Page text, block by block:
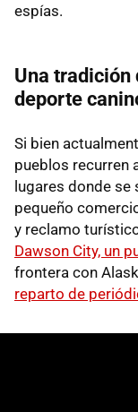
espías.
Una tradición
deporte
Si bien
pueblos recurren
lugares donde se
pequeño
y reclamo
Dawson City, un
frontera con
reparto de